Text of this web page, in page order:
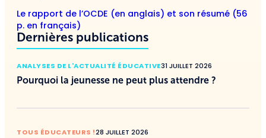
Le rapport de l’OCDE (en anglais) et son résumé (56
p. en français)
Dernières publications
ANALYSES DE L'ACTUALITÉ ÉDUCATIVE31 JUILLET 2026
Pourquoi la jeunesse ne peut plus attendre ?
TOUS ÉDUCATEURS !28 JUILLET 2026